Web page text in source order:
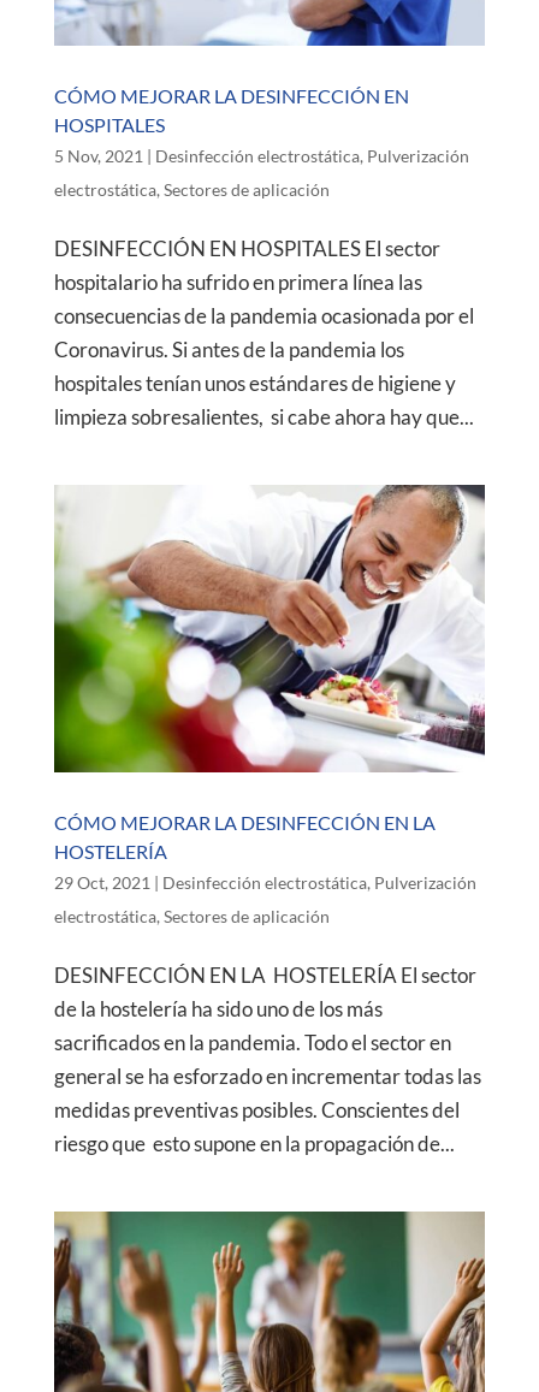
CÓMO MEJORAR LA DESINFECCIÓN EN
HOSPITALES
5 Nov, 2021 | Desinfección electrostática, Pulverización
electrostática, Sectores de aplicación
DESINFECCIÓN EN HOSPITALES El sector
hospitalario ha sufrido en primera línea las
consecuencias de la pandemia ocasionada por el
Coronavirus. Si antes de la pandemia los
hospitales tenían unos estándares de higiene y
limpieza sobresalientes, si cabe ahora hay que...
CÓMO MEJORAR LA DESINFECCIÓN EN LA
HOSTELERÍA
29 Oct, 2021 | Desinfección electrostática, Pulverización
electrostática, Sectores de aplicación
DESINFECCIÓN EN LA HOSTELERÍA El sector
de la hostelería ha sido uno de los más
sacrificados en la pandemia. Todo el sector en
general se ha esforzado en incrementar todas las
medidas preventivas posibles. Conscientes del
riesgo que esto supone en la propagación de...